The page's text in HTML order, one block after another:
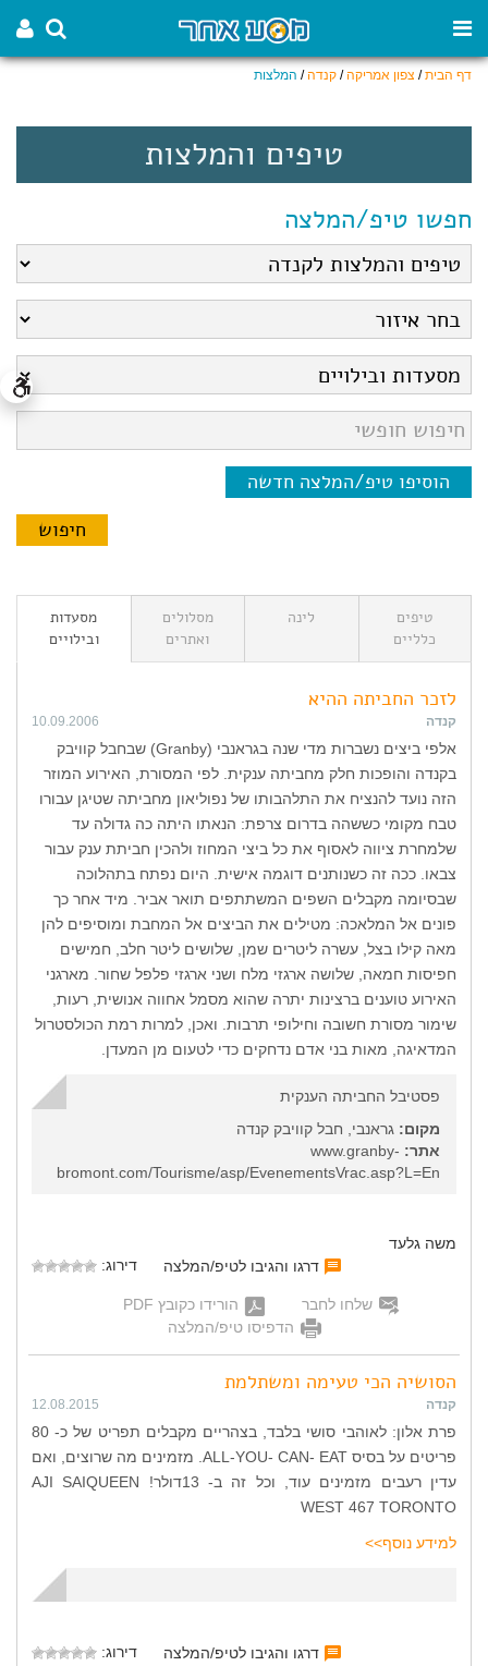
דף הבית/ צפון אמריקה/ קנדה/ המלצות
טיפים והמלצות
חפשו טיפ/המלצה
הוסיפו טיפ/המלצה חדשה
טיפים
כלליים
לינה
מסלולים
ואתרים
מסעדות
ובילויים
לזכר החביתה ההיא
קנדה 10.09.2006
אלפי ביצים נשברות מדי שנה בגראנבי (Granby) שבחבל קוויבק
בקנדה והופכות חלק מחביתה ענקית. לפי המסורת, האירוע המוזר
הזה נועד להנציח את התלהבותו של נפוליאון מחביתה שטיגן עבורו
טבח מקומי כששהה בדרום צרפת: הנאתו היתה כה גדולה עד
שלמחרת ציווה לאסוף את כל ביצי המחוז ולהכין חביתת ענק עבור
צבאו. ככה זה כשנותנים דוגמה אישית. היום נפתח בתהלוכה
שבסיומה מקבלים השפים המשתתפים תואר אביר. מיד אחר כך
פונים אל המלאכה: מטילים את הביצים אל המחבת ומוסיפים להן
מאה קילו בצל, עשרה ליטרים שמן, שלושים ליטר חלב, חמישים
חפיסות חמאה, שלושה ארגזי מלח ושני ארגזי פלפל שחור. מארגני
האירוע טוענים ברצינות יתרה שהוא מסמל אחווה אנושית, רעות,
שימור מסורת חשובה וחילופי תרבות. ואכן, למרות רמת הכולסטרול
המדאיגה, מאות בני אדם נדחקים כדי לטעום מן המעדן.
פסטיבל החביתה הענקית
מקום: גראנבי, חבל קוויבק קנדה
אתר: www.granby-
bromont.com/Tourisme/asp/EvenementsVrac.asp?L=En
משה גלעד
דרגו והגיבו לטיפ/המלצה
דירוג:
שלחו לחבר
הורידו כקובץ PDF
הדפיסו טיפ/המלצה
הסושיה הכי טעימה ומשתלמת
קנדה 12.08.2015
פרת אלון: לאוהבי סושי בלבד, בצהריים מקבלים תפריט של כ- 80
פריטים על בסיס ALL-YOU- CAN- EAT. מזמינים מה שרוצים, ואם
עדין רעבים מזמינים עוד, וכל זה ב- 13דולר! AJI SAIQUEEN
WEST 467 TORONTO
למידע נוסף>>
דרגו והגיבו לטיפ/המלצה דירוג: